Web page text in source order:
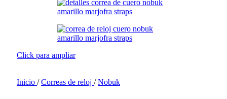
Click para ampliar
Inicio / Correas de reloj / Nobuk